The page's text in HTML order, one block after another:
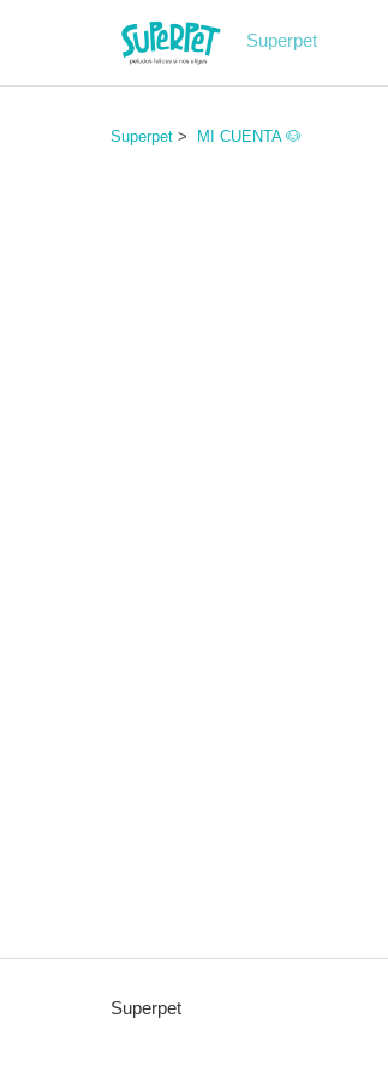
Superpet
Superpet MI CUENTA 🐶
Superpet